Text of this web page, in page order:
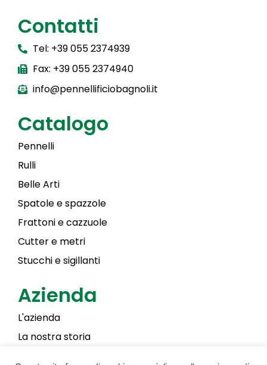
Contatti
Tel: +39 055 2374939
Fax: +39 055 2374940
info@pennellificiobagnoli.it
Catalogo
Pennelli
Rulli
Belle Arti
Spatole e spazzole
Frattoni e cazzuole
Cutter e metri
Stucchi e sigillanti
Azienda
L'azienda
La nostra storia